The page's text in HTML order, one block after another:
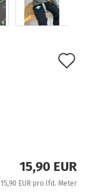
15,90 EUR
15,90 EUR pro lfd. Meter